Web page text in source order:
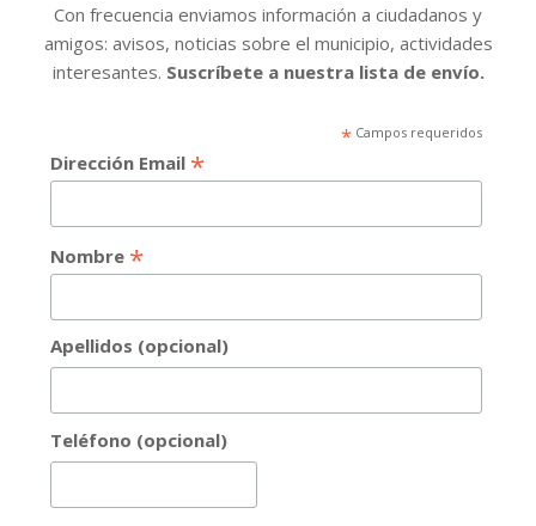
Con frecuencia enviamos información a ciudadanos y
amigos: avisos, noticias sobre el municipio, actividades
interesantes. Suscríbete a nuestra lista de envío.
*Campos requeridos
Dirección Email *
Nombre *
Apellidos (opcional)
Teléfono (opcional)